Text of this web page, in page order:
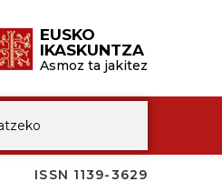
EUSKO
IKASKUNTZA
Asmoz ta jakitez
ISSN 1139-3629